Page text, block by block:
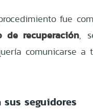
fue
de recuperación,
comunicarse
sus seguidores